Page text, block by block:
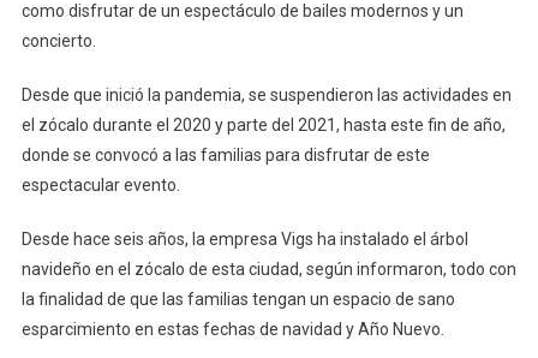
como disfrutar de un espectáculo de bailes modernos y un
concierto.
Desde que inició la pandemia, se suspendieron las actividades en
el zócalo durante el 2020 y parte del 2021, hasta este fin de año,
donde se convocó a las familias para disfrutar de este
espectacular evento.
Desde hace seis años, la empresa Vigs ha instalado el árbol
navideño en el zócalo de esta ciudad, según informaron, todo con
la finalidad de que las familias tengan un espacio de sano
esparcimiento en estas fechas de navidad y Año Nuevo.